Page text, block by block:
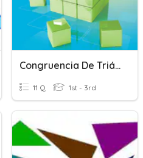
Congruencia De Triángulos
11 Q 1st - 3rd